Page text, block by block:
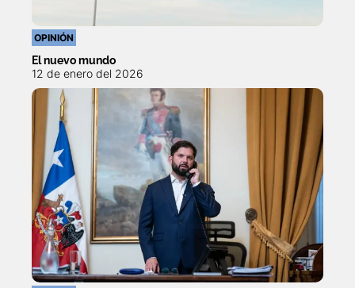
OPINIÓN
El nuevo mundo
12 de enero del 2026